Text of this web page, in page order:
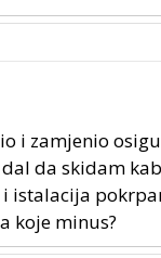
i zamjenio
da skidam
istalacija
koje minus?